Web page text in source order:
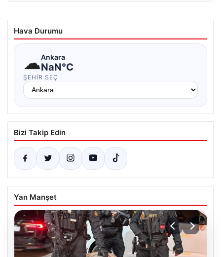
Hava Durumu
☁Ankara
NaN°C
ŞEHIR SEÇ
Bizi Takip Edin
Yan Manşet